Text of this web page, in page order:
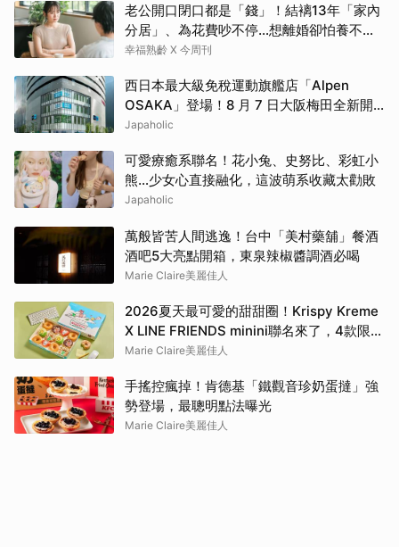
老公開口閉口都是「錢」！結褵13年「家內
分居」、為花費吵不停…想離婚卻怕養不活
自己：還要忍3年？
幸福熟齡 X 今周刊
西日本最大級免稅運動旗艦店「Alpen
OSAKA」登場！8 月 7 日大阪梅田全新開
幕！
Japaholic
可愛療癒系聯名！花小兔、史努比、彩虹小
熊…少女心直接融化，這波萌系收藏太勸敗
Japaholic
萬般皆苦人間逃逸！台中「美村藥舖」餐酒
酒吧5大亮點開箱，東泉辣椒醬調酒必喝
Marie Claire美麗佳人
2026夏天最可愛的甜甜圈！Krispy Kreme
X LINE FRIENDS minini聯名來了，4款限定
口味、周邊商品及優惠一次看
Marie Claire美麗佳人
手搖控瘋掉！肯德基「鐵觀音珍奶蛋撻」強
勢登場，最聰明點法曝光
Marie Claire美麗佳人